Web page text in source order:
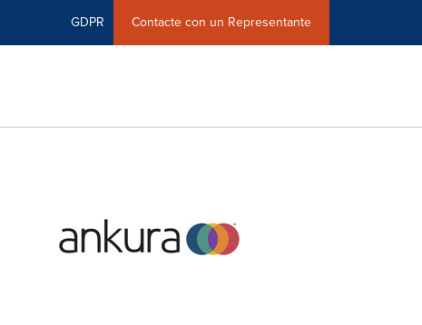
GDPR Contacte con un Representante